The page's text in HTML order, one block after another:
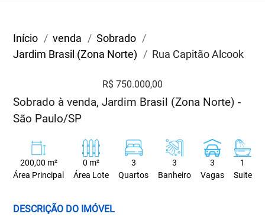
Início venda
Sobrado
Jardim Brasil (Zona Norte)
Rua Capitão Alcook
R$ 750.000,00
Sobrado à venda, Jardim Brasil (Zona Norte) -
São Paulo/SP
200,00 m²
Área Principal
0 m²
Área Lote
3
Quartos
3
Banheiro
3
Vagas
1
Suite
DESCRIÇÃO DO IMÓVEL